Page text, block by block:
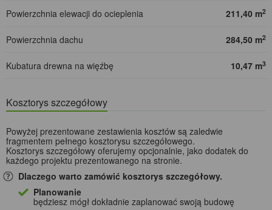
Powierzchnia elewacji do ocieplenia 211,40 m2
Powierzchnia dachu 284,50 m2
Kubatura drewna na więźbę 10,47 m3
Kosztorys szczegółowy
Powyżej prezentowane zestawienia kosztów są zaledwie
fragmentem pełnego kosztorysu szczegółowego.
Kosztorys szczegółowy oferujemy opcjonalnie, jako dodatek do
każdego projektu prezentowanego na stronie.
Dlaczego warto zamówić kosztorys szczegółowy.
Planowanie
będziesz mógł dokładnie zaplanować swoją budowę